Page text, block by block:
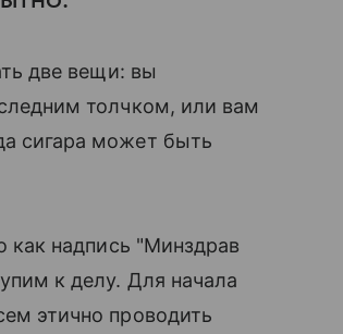
две вещи: вы
толчком, или вам
сигара может быть
как надпись "Минздрав
к делу. Для начала
этично проводить